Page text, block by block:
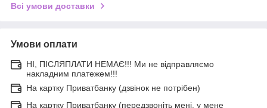
Всі умови доставки
Умови оплати
НІ, ПІСЛЯПЛАТИ НЕМАЄ!!! Ми не відправляємо
накладним платежем!!!
На картку Приватбанку (дзвінок не потрібен)
На картку Приватбанку (передзвоніть мені, у мене